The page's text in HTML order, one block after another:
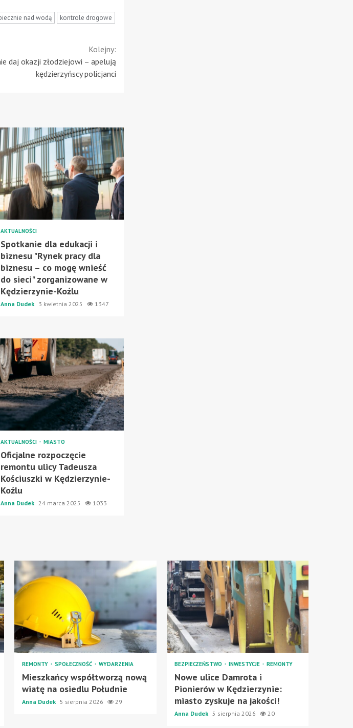
nad wodą
kontrole drogowe
Kolejny:
daj okazji złodziejowi – apelują
kędzierzyńscy policjanci
AKTUALNOŚCI
Spotkanie dla edukacji i
biznesu "Rynek pracy dla
biznesu – co mogę wnieść
do sieci" zorganizowane w
Kędzierzynie-Koźlu
Anna Dudek 3 kwietnia 2025 1347
AKTUALNOŚCI MIASTO
Oficjalne rozpoczęcie
remontu ulicy Tadeusza
Kościuszki w Kędzierzynie-
Koźlu
Anna Dudek 24 marca 2025 1033
REMONTY SPOŁECZNOŚĆ WYDARZENIA
Mieszkańcy współtworzą nową
wiatę na osiedlu Południe
Anna Dudek 5 sierpnia 2026 29
BEZPIECZEŃSTWO INWESTYCJE REMONTY
Nowe ulice Damrota i
Pionierów w Kędzierzynie:
miasto zyskuje na jakości!
Anna Dudek 5 sierpnia 2026 20